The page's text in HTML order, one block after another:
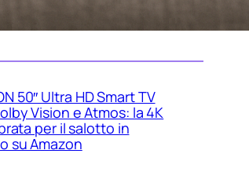
50″ Ultra HD Smart TV
Vision e Atmos: la 4K
per il salotto in
su Amazon